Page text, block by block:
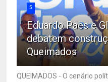
5
Eduardo Paes e
debatem
Queimados
QUEIMADOS - O cenário